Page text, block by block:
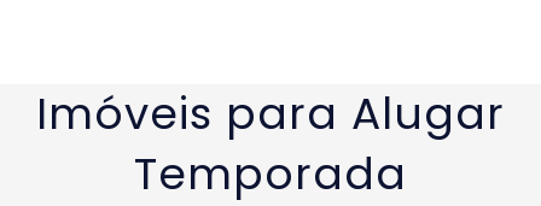
Imóveis para Alugar
Temporada